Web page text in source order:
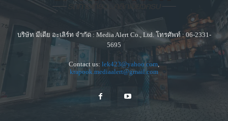
บริษัท มีเดีย อะเลิร์ท จำกัด : Media Alert Co., Ltd. โทรศัพท์ : 06-2331-
5695
Contact us: lek423@yahoo.com
krapook.mediaalert@gmail.com